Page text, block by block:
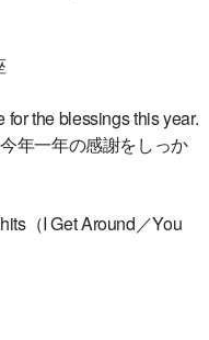
the blessings this year.
年一年の感謝をしっか
（I Get Around／You